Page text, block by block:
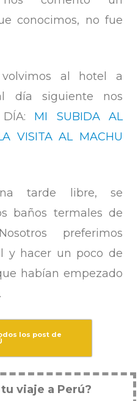
conocimos, no fue
al hotel a
día siguiente nos
MI SUBIDA AL
VISITA AL MACHU
tarde libre, se
baños termales de
preferimos
y hacer un poco de
habían empezado
los post de
viaje a Perú?